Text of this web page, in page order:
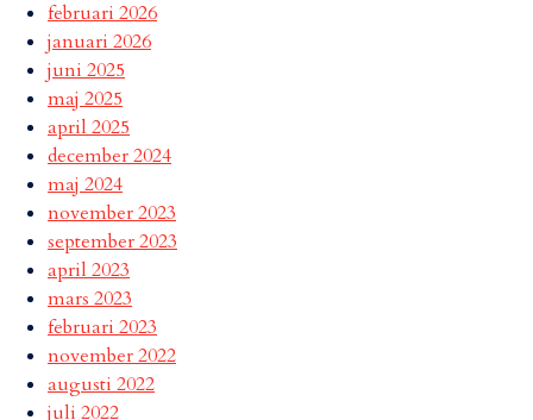
februari 2026
januari 2026
juni 2025
maj 2025
april 2025
december 2024
maj 2024
november 2023
september 2023
april 2023
mars 2023
februari 2023
november 2022
augusti 2022
juli 2022